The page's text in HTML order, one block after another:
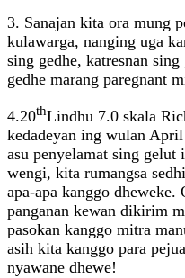
3. Sanajan kita ora mung
kulawarga, nanging uga
sing gedhe, katresnan
gedhe marang paregnant
4.20thLindhu 7.0 skala
kedadeyan ing wulan
asu penyelamat sing gelut
wengi, kita rumangsa
apa-apa kanggo
panganan kewan dikirim
pasokan kanggo mitra
asih kita kanggo para
nyawane dhewe!